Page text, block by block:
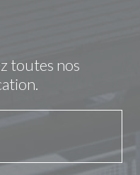
toutes nos